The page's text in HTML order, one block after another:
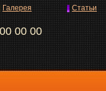
00 00
Галерея Статьи